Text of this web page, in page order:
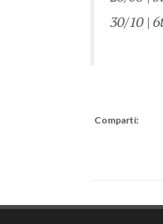
30/10 |
Compartí: